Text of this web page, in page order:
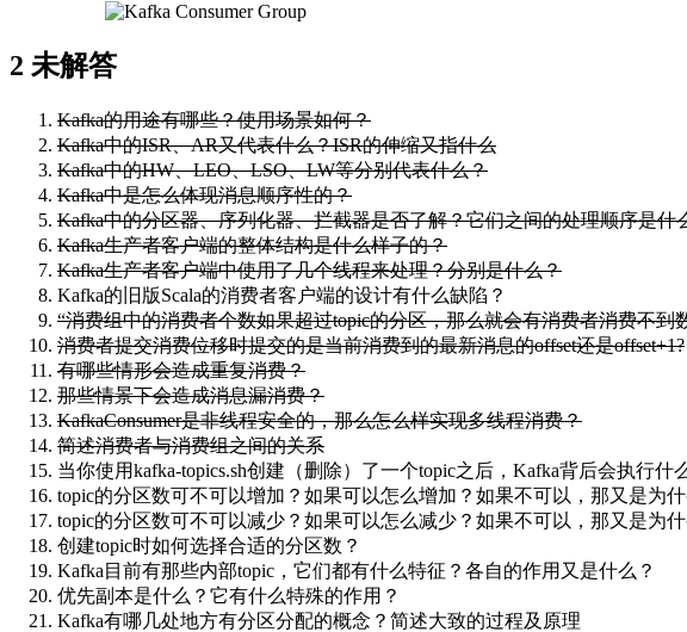
2 未解答
Kafka的用途有哪些？使用场景如何？
Kafka中的ISR、AR又代表什么？ISR的伸缩又指什么
Kafka中的HW、LEO、LSO、LW等分别代表什么？
Kafka中是怎么体现消息顺序性的？
Kafka中的分区器、序列化器、拦截器是否了解？它们之间的处理顺序是什
Kafka生产者客户端的整体结构是什么样子的？
Kafka生产者客户端中使用了几个线程来处理？分别是什么？
Kafka的旧版Scala的消费者客户端的设计有什么缺陷？
“消费组中的消费者个数如果超过topic的分区，那么就会有消费者消费不
消费者提交消费位移时提交的是当前消费到的最新消息的offset还是offset+1?
有哪些情形会造成重复消费？
那些情景下会造成消息漏消费？
KafkaConsumer是非线程安全的，那么怎么样实现多线程消费？
简述消费者与消费组之间的关系
当你使用kafka-topics.sh创建（删除）了一个topic之后，Kafka背后会执行什
topic的分区数可不可以增加？如果可以怎么增加？如果不可以，那又是为什
topic的分区数可不可以减少？如果可以怎么减少？如果不可以，那又是为什
创建topic时如何选择合适的分区数？
Kafka目前有那些内部topic，它们都有什么特征？各自的作用又是什么？
优先副本是什么？它有什么特殊的作用？
Kafka有哪几处地方有分区分配的概念？简述大致的过程及原理